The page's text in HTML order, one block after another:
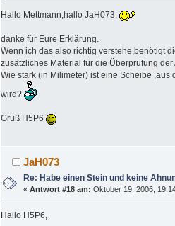
Hallo Mettmann,hallo JaH073,
danke für Eure Erklärung.
Wenn ich das also richtig verstehe,benötigt
zusätzliches Material für die Überprüfung der
Wie stark (in Milimeter) ist eine Scheibe ,aus
wird?
Gruß H5P6
JaH073
Re: Habe einen Stein und keine
«Antwort #18 am: Oktober 19, 2006,
Hallo H5P6,